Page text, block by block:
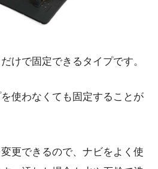
けで固定できるタイプです。
使わなくても固定することが
更できるので、ナビをよく使